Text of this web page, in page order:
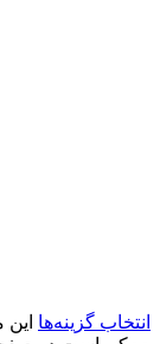
انتخاب گزینه‌ها